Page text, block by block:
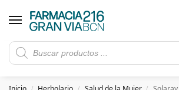
Rebajas de verano hasta -30%
5€ de descuento con el cupón 5GRANVIA